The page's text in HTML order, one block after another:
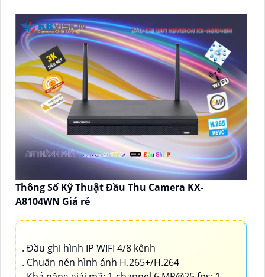
Thông Số Kỹ Thuật Đầu Thu Camera KX-
A8104WN Giá rẻ
. Đầu ghi hình IP WIFI 4/8 kênh
. Chuẩn nén hình ảnh H.265+/H.264